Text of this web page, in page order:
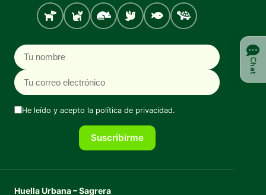
Perro Gato Roedores
Aves PecesTortugas
Nombre
Correo electrónico
He leído y acepto la política de privacidad.
Suscribirme
Huella Urbana – Sagrera
Chat